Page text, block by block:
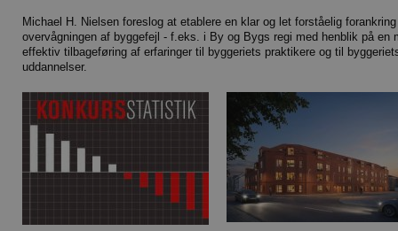
Michael H. Nielsen foreslog at etablere en klar og let forståelig
overvågningen af byggefejl - f.eks. i By og Bygs regi med henblik på en
effektiv tilbageføring af erfaringer til byggeriets praktikere og til
uddannelser.